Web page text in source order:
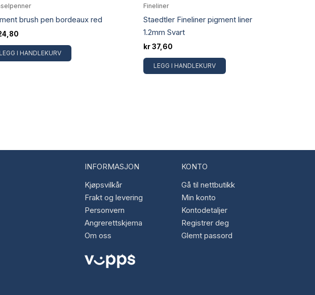
brush pen bordeaux red
I HANDLEKURV
Fineliner
Staedtler Fineliner pigment liner
1.2mm Svart
kr37,60
LEGG I HANDLEKURV
INFORMASJON
Kjøpsvilkår
Frakt og levering
Personvern
Angrerettskjema
Om oss
KONTO
Gå til nettbutikk
Min konto
Kontodetaljer
Registrer deg
Glemt passord